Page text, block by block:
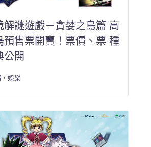
解謎遊戲－貪婪之島篇 高
預售票開賣！票價、票 種
公開
娛樂